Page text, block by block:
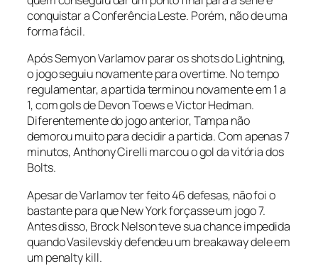
conquistar a Conferência Leste. Porém, não de uma
forma fácil.
Após Semyon Varlamov parar osshotsdo Lightning,
o jogo seguiu novamente paraovertime. No tempo
regulamentar, a partida terminou novamente em 1 a
1, com gols de Devon Toews e Victor Hedman.
Diferentemente do jogo anterior, Tampa não
demorou muito para decidir a partida. Com apenas 7
minutos, Anthony Cirelli marcou o gol da vitória dos
Bolts.
Apesar de Varlamov ter feito 46 defesas, não foi o
bastante para que New York forçasse um jogo 7.
Antes disso, Brock Nelson teve sua chance impedida
quando Vasilevskiy defendeu um breakawaydele em
um penalty kill.